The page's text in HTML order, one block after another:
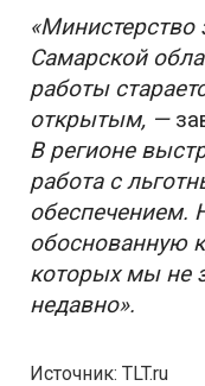
«Министерство
Самарской
работы
открытым, —
В регионе
работа с
обеспечением.
обоснованную
которых мы не
недавно».
Источник: TLT.ru